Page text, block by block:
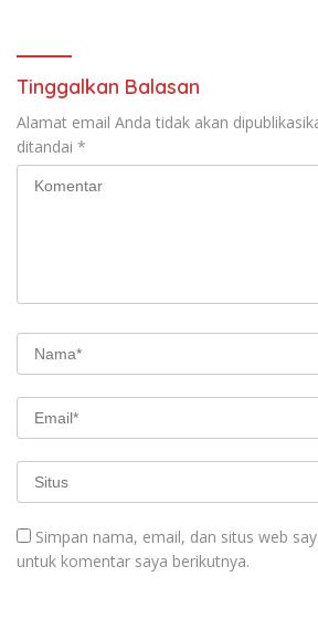
Tinggalkan Balasan
Alamat email Anda tidak akan
ditandai *
Simpan nama, email, dan situs web
untuk komentar saya berikutnya.